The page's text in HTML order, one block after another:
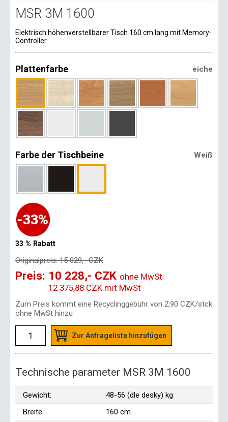
MSR 3M 1600
Elektrisch höhenverstellbarer Tisch 160 cm lang mit Memory-
Controller
Plattenfarbe eiche
Farbe der Tischbeine Weiß
33 % Rabatt
Originalpreis:15 029,- CZK
Preis: 10 228,- CZK ohne MwSt
12 375,88 CZK mit MwSt
Zum Preis kommt eine Recyclinggebühr von 2,90 CZK/stck
ohne MwSt hinzu
Zur Anfrageliste hinzufügen
Technische parameter MSR 3M 1600
Gewicht:
48-56 (dle desky) kg
Breite:
160 cm